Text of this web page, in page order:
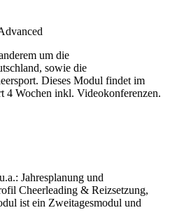
um die
sowie die
Dieses Modul findet im
4 Wochen inkl. Videokonferenzen.
Jahresplanung und
Cheerleading & Reizsetzung,
ist ein Zweitagesmodul und